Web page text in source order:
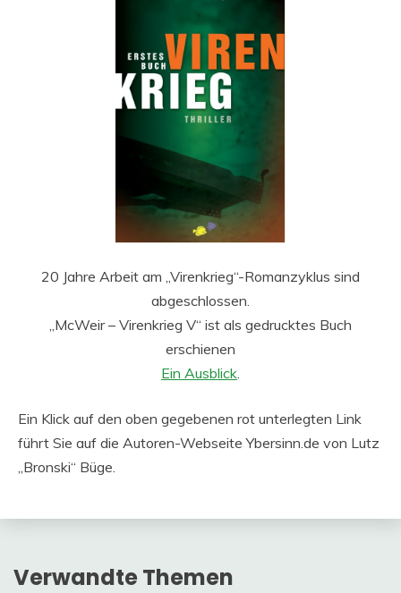
20 Jahre Arbeit am „Virenkrieg“-Romanzyklus sind
abgeschlossen.
„McWeir – Virenkrieg V“ ist als gedrucktes Buch
erschienen
Ein Ausblick
Ein Klick auf den oben gegebenen rot unterlegten Link
führt Sie auf die Autoren-Webseite Ybersinn.de von Lutz
„Bronski“ Büge.
Verwandte Themen